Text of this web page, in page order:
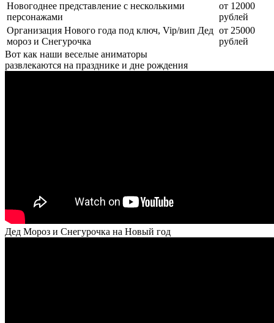
Новогоднее представление с несколькими
персонажами
от 12000
рублей
Организация Нового года под ключ, Vip/вип Дед
мороз и Снегурочка
от 25000
рублей
Вот как наши веселые аниматоры
развлекаются на празднике и дне рождения
Дед Мороз и Снегурочка на Новый год